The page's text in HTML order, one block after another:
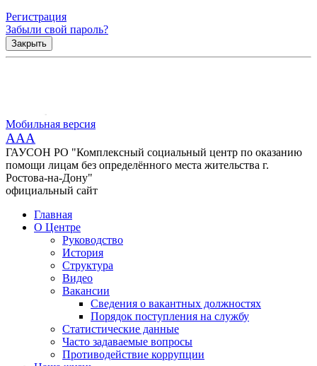
Регистрация
Забыли свой пароль?
Закрыть
Мобильная версия
AAA
ГАУСОН РО "Комплексный социальный центр по оказанию
помощи лицам без определённого места жительства г.
Ростова-на-Дону"
официальный сайт
Главная
О Центре
Руководство
История
Структура
Видео
Вакансии
Сведения о вакантных должностях
Порядок поступления на службу
Статистические данные
Часто задаваемые вопросы
Противодействие коррупции